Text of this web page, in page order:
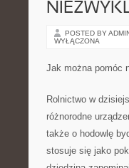
POSTED BY
WYŁĄCZONA
Jak można pomóc
Rolnictwo w
różnorodne
także o hodowlę
stosuje się jako